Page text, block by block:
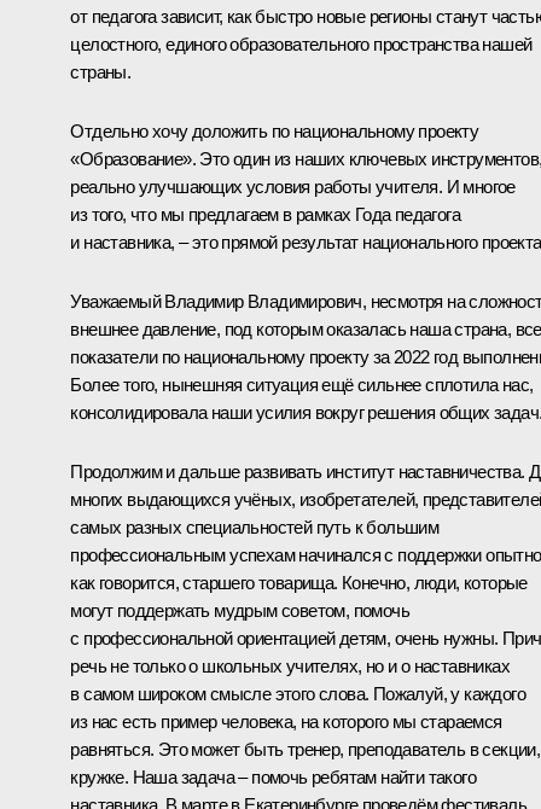
от педагога зависит, как быстро новые регионы станут
целостного, единого образовательного пространства нашей
страны.
Отдельно хочу доложить по национальному проекту
«Образование». Это один из наших ключевых
реально улучшающих условия работы учителя. И многое
из того, что мы предлагаем в рамках Года педагога
и наставника, ‒ это прямой результат национального
Уважаемый Владимир Владимирович, несмотря на
внешнее давление, под которым оказалась наша страна, все
показатели по национальному проекту за 2022 год
Более того, нынешняя ситуация ещё сильнее сплотила нас,
консолидировала наши усилия вокруг решения общих
Продолжим и дальше развивать институт наставничества.
многих выдающихся учёных, изобретателей,
самых разных специальностей путь к большим
профессиональным успехам начинался с поддержки
как говорится, старшего товарища. Конечно, люди, которые
могут поддержать мудрым советом, помочь
с профессиональной ориентацией детям, очень нужны.
речь не только о школьных учителях, но и о наставниках
в самом широком смысле этого слова. Пожалуй, у каждого
из нас есть пример человека, на которого мы стараемся
равняться. Это может быть тренер, преподаватель в секции,
кружке. Наша задача ‒ помочь ребятам найти такого
наставника. В марте в Екатеринбурге проведём фестиваль